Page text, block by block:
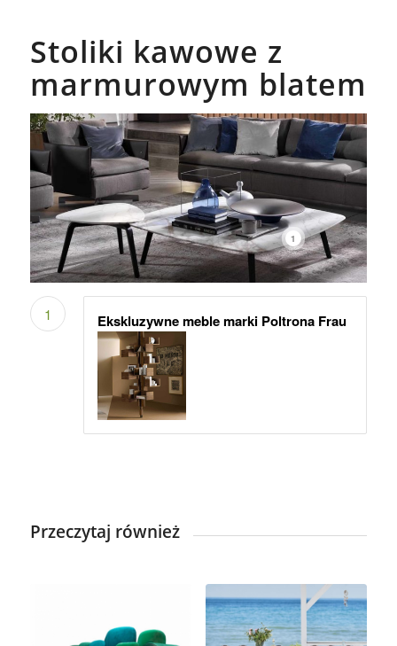
Stoliki kawowe z
marmurowym blatem
1
1 Ekskluzywne meble marki Poltrona Frau
Przeczytaj również